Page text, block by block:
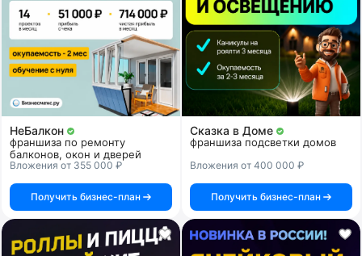
НеБалкон
франшиза по ремонту
балконов, окон и дверей
Вложения от 355 000 ₽
Получить бизнес-план
Сказка в Доме
франшиза подсветки домов
Вложения от 400 000 ₽
Получить бизнес-план